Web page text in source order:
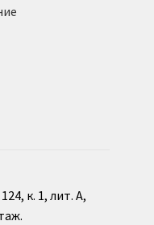
к. 1, лит. А,